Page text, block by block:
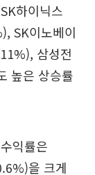
하이닉스
SK이노베이
삼성전
높은 상승률
익률은
을 크게